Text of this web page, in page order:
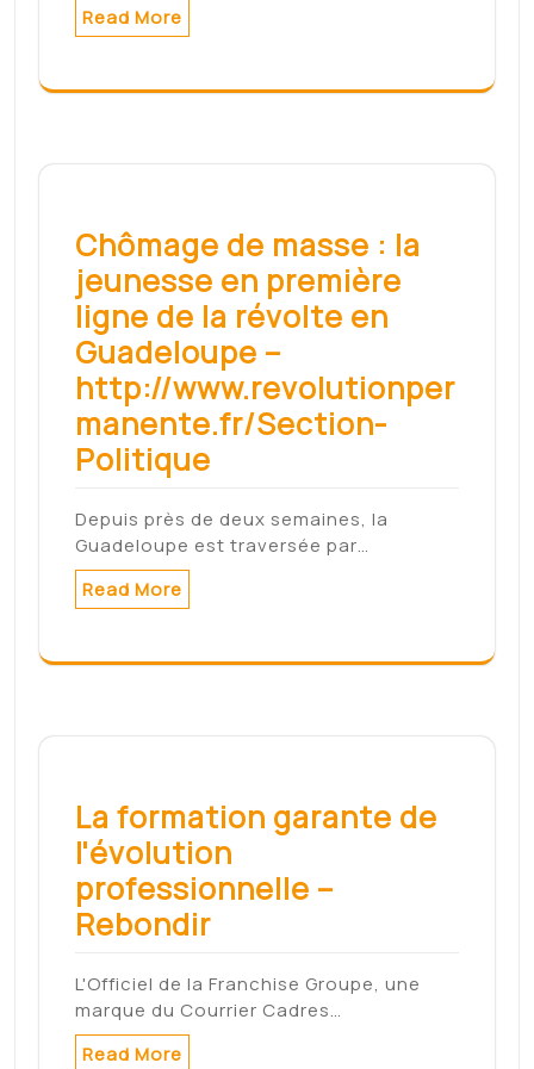
Read More
Chômage de masse : la
jeunesse en première
ligne de la révolte en
Guadeloupe –
http://www.revolutionper
manente.fr/Section-
Politique
Depuis près de deux semaines, la
Guadeloupe est traversée par…
Read More
La formation garante de
l'évolution
professionnelle –
Rebondir
L'Officiel de la Franchise Groupe, une
marque du Courrier Cadres…
Read More